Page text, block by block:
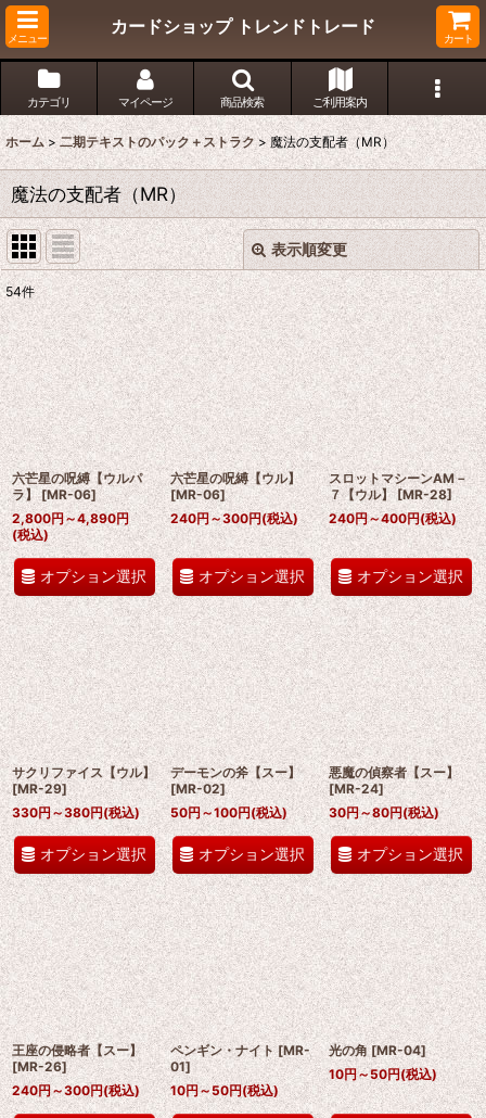
メニュー
カードショップ トレンドトレード
カート
カテゴリ マイページ 商品検索 ご利用案内
ホーム > 二期テキストのパック＋ストラク > 魔法の支配者（MR）
魔法の支配者（MR）
表示順変更
表示数:
在庫あり
並び順:
絞り込む
閉じる
54件
六芒星の呪縛【ウルパ
ラ】 [MR-06]
2,800円～4,890円
(税込)
オプション選択
六芒星の呪縛【ウル】
[MR-06]
240円～300円(税込)
オプション選択
スロットマシーンAM－
７【ウル】 [MR-28]
240円～400円(税込)
オプション選択
サクリファイス【ウル】
[MR-29]
330円～380円(税込)
オプション選択
デーモンの斧【スー】
[MR-02]
50円～100円(税込)
オプション選択
悪魔の偵察者【スー】
[MR-24]
30円～80円(税込)
オプション選択
王座の侵略者【スー】
[MR-26]
240円～300円(税込)
ペンギン・ナイト [MR-
01]
10円～50円(税込)
光の角 [MR-04]
10円～50円(税込)